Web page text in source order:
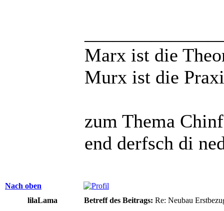
Marx ist die
Murx ist die
zum Thema
end derfsch di
Nach oben
lilaLama
Betreff des Beitrags: Re: Neubau